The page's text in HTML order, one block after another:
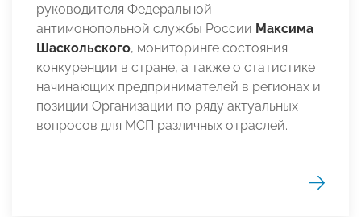
руководителя Федеральной
антимонопольной службы России Максима
Шаскольского, мониторинге состояния
конкуренции в стране, а также о статистике
начинающих предпринимателей в регионах и
позиции Организации по ряду актуальных
вопросов для МСП различных отраслей.